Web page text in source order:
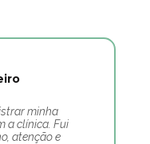
minha
a clínica. Fui
atenção e